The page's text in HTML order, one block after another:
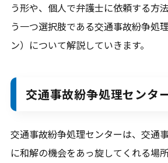
う形や、個人で弁護士に依頼する方
う一つ選択肢である交通事故紛争処
ン）について解説していきます。
交通事故紛争処理センタ
交通事故紛争処理センターは、交通
に和解の機会をあっ旋してくれる場